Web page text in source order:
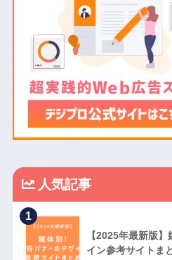
人気記事
1
【2025年最新版
イン参考サイトま